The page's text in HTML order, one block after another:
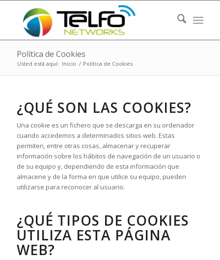
Política de Cookies
Usted está aquí: Inicio / Política de Cookies
¿QUÉ SON LAS COOKIES?
Una cookie es un fichero que se descarga en su ordenador
cuando accedemos a determinados sitios web. Estas
permiten, entre otras cosas, almacenar y recuperar
información sobre los hábitos de navegación de un usuario o
de su equipo y, dependiendo de esta información que
almacene y de la forma en que utilice su equipo, pueden
utilizarse para reconocer al usuario.
¿QUÉ TIPOS DE COOKIES
UTILIZA ESTA PÁGINA
WEB?